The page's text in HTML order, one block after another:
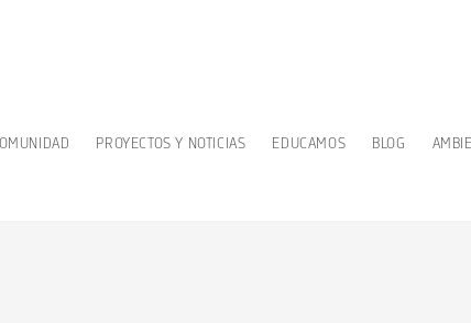
PROYECTOS Y NOTICIAS EDUCAMOS BLOG